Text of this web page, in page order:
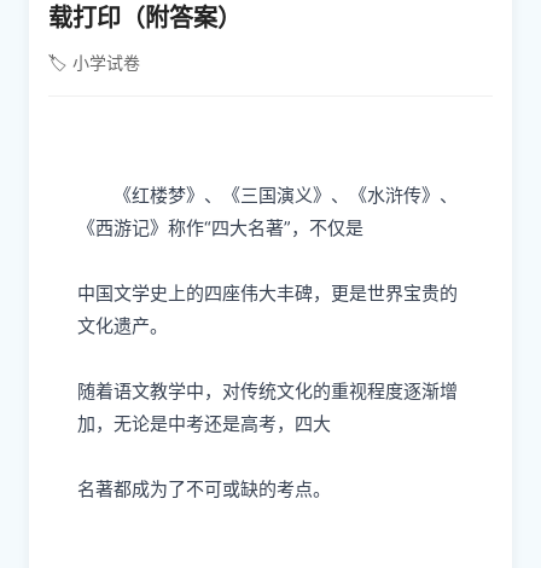
载打印（附答案）
🏷️ 小学试卷
《红楼梦》、《三国演义》、《⽔浒传》、
《⻄游记》称作“四⼤名著”，不仅是
中国⽂学史上的四座伟⼤丰碑，更是世界宝贵的
⽂化遗产。
随着语⽂教学中，对传统⽂化的重视程度逐渐增
加， ⽆论是中考还是⾼考，四⼤
名著都成为了不可或缺的考点。